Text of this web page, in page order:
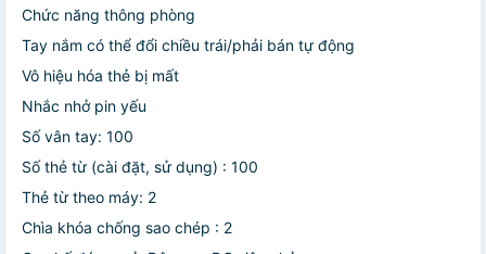
Chức năng thông phòng
Tay nắm có thể đổi chiều trái/phải bán tự động
Vô hiệu hóa thẻ bị mất
Nhắc nhở pin yếu
Số vân tay: 100
Số thẻ từ (cài đặt, sử dụng) : 100
Thẻ từ theo máy: 2
Chìa khóa chống sao chép : 2